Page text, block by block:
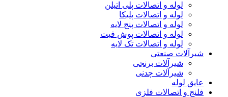
لوله و اتصالات پلی اتیلن
لوله و اتصالات پلیکا
لوله و اتصالات پنج لایه
لوله و اتصالات پوش فیت
لوله و اتصالات تک لایه
شیرآلات صنعتی
شیرآلات برنجی
شیرآلات چدنی
عایق لوله
فلنج و اتصالات فلزی